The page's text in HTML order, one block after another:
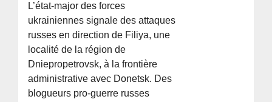
L’état-major des forces
ukrainiennes signale des attaques
russes en direction de Filiya, une
localité de la région de
Dniepropetrovsk, à la frontière
administrative avec Donetsk. Des
blogueurs pro-guerre russes